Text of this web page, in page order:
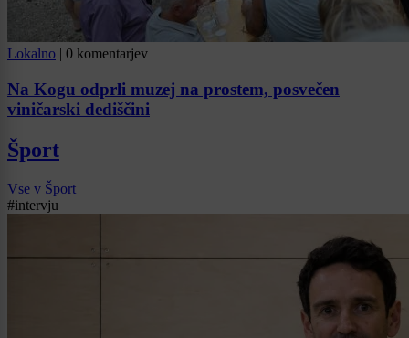
Lokalno | 0 komentarjev
Na Kogu odprli muzej na prostem, posvečen
viničarski dediščini
Šport
Vse v Šport
#intervju